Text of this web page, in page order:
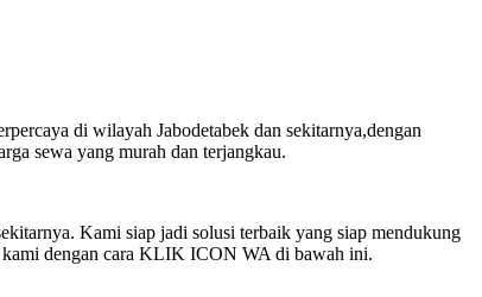
di wilayah Jabodetabek dan sekitarnya,dengan
sewa yang murah dan terjangkau.
Kami siap jadi solusi terbaik yang siap mendukung
kami dengan cara KLIK ICON WA di bawah ini.